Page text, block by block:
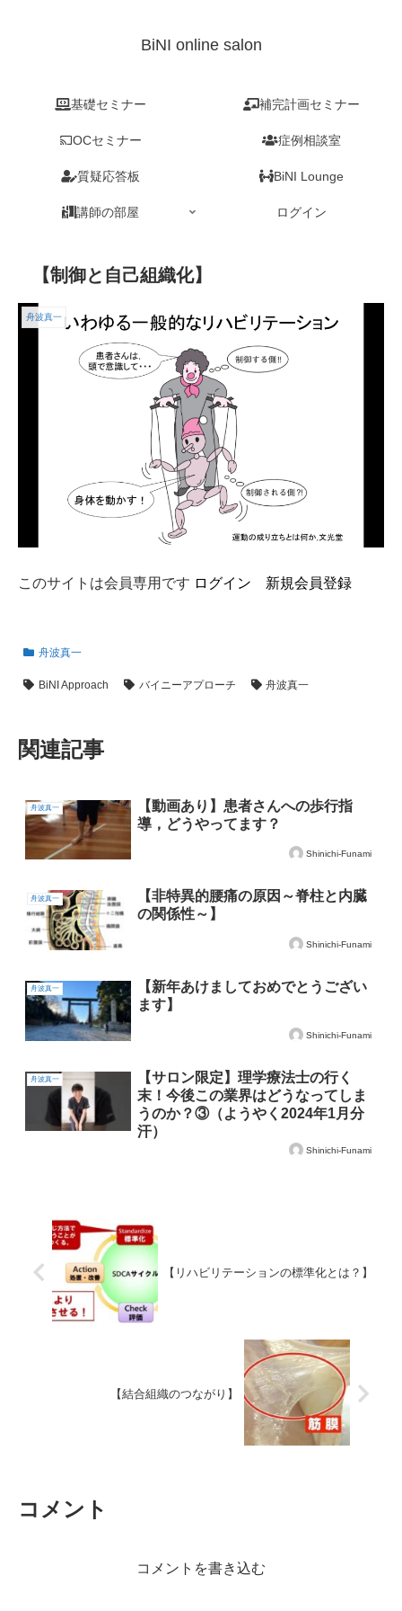
BiNI online salon
基礎セミナー 補完計画セミナー
OCセミナー 症例相談室
質疑応答板 BiNI Lounge
講師の部屋 ログイン
【制御と自己組織化】
舟波真一
このサイトは会員専用です ログイン 新規会員登録
舟波真一
BiNI Approach バイニーアプローチ 舟波真一
関連記事
舟波真一
【動画あり】患者さんへの歩行指
導，どうやってます？
Shinichi-Funami
舟波真一
【非特異的腰痛の原因～脊柱と内臓
の関係性～】
Shinichi-Funami
舟波真一
【新年あけましておめでとうござい
ます】
Shinichi-Funami
舟波真一
【サロン限定】理学療法士の行く
末！今後この業界はどうなってしま
うのか？③（ようやく2024年1月分
汗）
Shinichi-Funami
【リハビリテーションの標準化とは？】
【結合組織のつながり】
コメント
コメントを書き込む